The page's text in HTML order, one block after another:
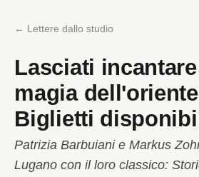
← Lettere dallo studio
Lasciati
magia
Biglietti
Patrizia Barbuiani e Markus
Lugano con il loro classico: